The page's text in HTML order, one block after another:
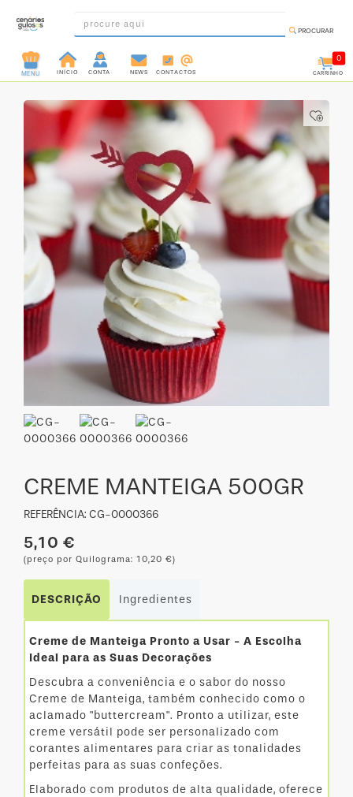
INGREDIENTES
PRONTOS
MOLDES
E
FORMAS
UTENSÍLIOS
DECORAÇÃO
DESCARTÁVEIS
FESTA
MINI
PROCURAR
MENU INÍCIO CONTA NEWS CONTACTOS
0
CARRINHO
CREME MANTEIGA 500GR
REFERÊNCIA: CG-0000366
5,10 €
(preço por Quilograma: 10,20 €)
DESCRIÇÃO Ingredientes
Creme de Manteiga Pronto a Usar - A Escolha
Ideal para as Suas Decorações
Descubra a conveniência e o sabor do nosso
Creme de Manteiga, também conhecido como o
aclamado "buttercream". Pronto a utilizar, este
creme versátil pode ser personalizado com
corantes alimentares para criar as tonalidades
perfeitas para as suas confeções.
Elaborado com produtos de alta qualidade, oferece